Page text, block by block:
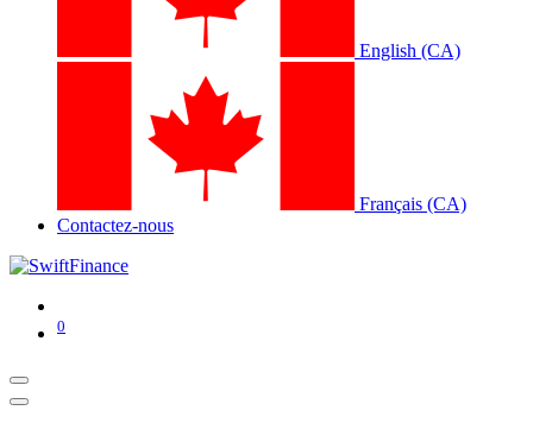
English (CA)
Français (CA)
Contactez-nous
0